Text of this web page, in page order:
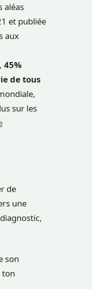
aléas
et publiée
aux
45%
de tous
sur les
de
une
son
ton